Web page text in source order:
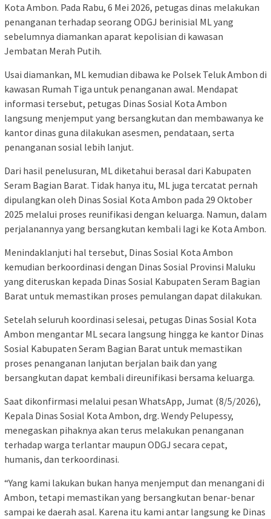
Kota Ambon. Pada Rabu, 6 Mei 2026, petugas dinas melakukan
penanganan terhadap seorang ODGJ berinisial ML yang
sebelumnya diamankan aparat kepolisian di kawasan
Jembatan Merah Putih.
Usai diamankan, ML kemudian dibawa ke Polsek Teluk Ambon di
kawasan Rumah Tiga untuk penanganan awal. Mendapat
informasi tersebut, petugas Dinas Sosial Kota Ambon
langsung menjemput yang bersangkutan dan membawanya ke
kantor dinas guna dilakukan asesmen, pendataan, serta
penanganan sosial lebih lanjut.
Dari hasil penelusuran, ML diketahui berasal dari Kabupaten
Seram Bagian Barat. Tidak hanya itu, ML juga tercatat pernah
dipulangkan oleh Dinas Sosial Kota Ambon pada 29 Oktober
2025 melalui proses reunifikasi dengan keluarga. Namun, dalam
perjalanannya yang bersangkutan kembali lagi ke Kota Ambon.
Menindaklanjuti hal tersebut, Dinas Sosial Kota Ambon
kemudian berkoordinasi dengan Dinas Sosial Provinsi Maluku
yang diteruskan kepada Dinas Sosial Kabupaten Seram Bagian
Barat untuk memastikan proses pemulangan dapat dilakukan.
Setelah seluruh koordinasi selesai, petugas Dinas Sosial Kota
Ambon mengantar ML secara langsung hingga ke kantor Dinas
Sosial Kabupaten Seram Bagian Barat untuk memastikan
proses penanganan lanjutan berjalan baik dan yang
bersangkutan dapat kembali direunifikasi bersama keluarga.
Saat dikonfirmasi melalui pesan WhatsApp, Jumat (8/5/2026),
Kepala Dinas Sosial Kota Ambon, drg. Wendy Pelupessy,
menegaskan pihaknya akan terus melakukan penanganan
terhadap warga terlantar maupun ODGJ secara cepat,
humanis, dan terkoordinasi.
“Yang kami lakukan bukan hanya menjemput dan menangani di
Ambon, tetapi memastikan yang bersangkutan benar-benar
sampai ke daerah asal. Karena itu kami antar langsung ke Dinas